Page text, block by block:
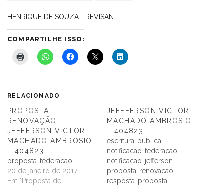
HENRIQUE DE SOUZA TREVISAN
COMPARTILHE ISSO:
RELACIONADO
PROPOSTA
RENOVAÇÃO –
JEFFERSON VICTOR
MACHADO AMBROSIO
– 404823
proposta-federacao
20 de janeiro de 2017
Em "Proposta de
JEFFFERSON VICTOR
MACHADO AMBROSIO
– 404823
escritura-publica
notificacao-federacao
notificacao-jefferson
proposta-renovacao
resposta-proposta-